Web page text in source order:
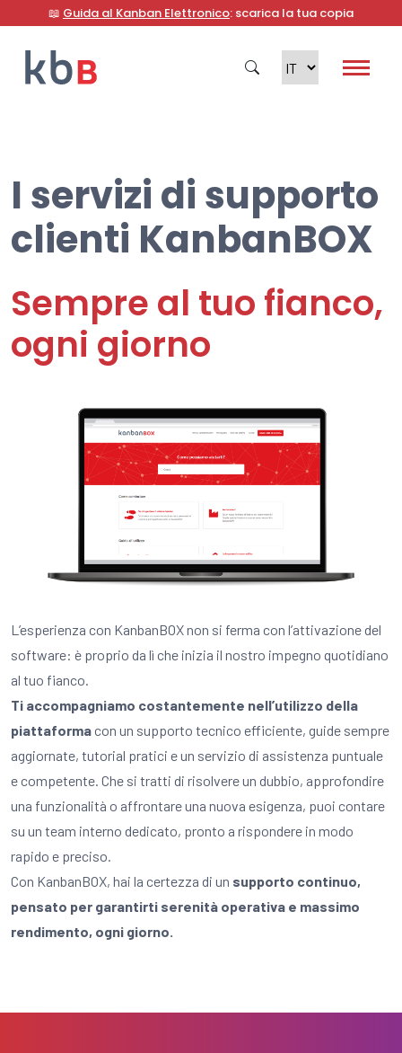
📖 Guida al Kanban Elettronico: scarica la tua copia
Cerca
I servizi di supporto
clienti KanbanBOX
Sempre al tuo fianco,
ogni giorno
L’esperienza con KanbanBOX non si ferma con l’attivazione del
software: è proprio da lì che inizia il nostro impegno quotidiano
al tuo fianco.
Ti accompagniamo costantemente nell’utilizzo della
piattaforma con un supporto tecnico efficiente, guide sempre
aggiornate, tutorial pratici e un servizio di assistenza puntuale
e competente. Che si tratti di risolvere un dubbio, approfondire
una funzionalità o affrontare una nuova esigenza, puoi contare
su un team interno dedicato, pronto a rispondere in modo
rapido e preciso.
Con KanbanBOX, hai la certezza di un supporto continuo,
pensato per garantirti serenità operativa e massimo
rendimento, ogni giorno.